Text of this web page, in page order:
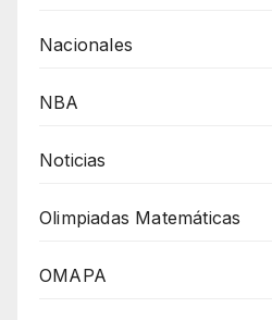
Nacionales
NBA
Noticias
Olimpiadas Matemáticas
OMAPA